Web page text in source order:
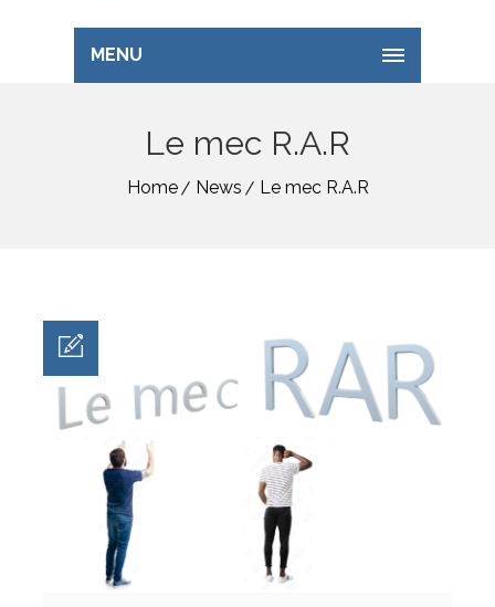
MENU
Le mec R.A.R
Home News Le mec R.A.R